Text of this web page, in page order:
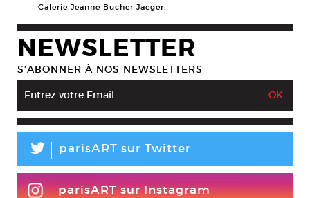
Galerie Jeanne Bucher Jaeger,
NEWSLETTER
S’ABONNER À NOS NEWSLETTERS
L parisART sur Twitter
parisART sur Instagram